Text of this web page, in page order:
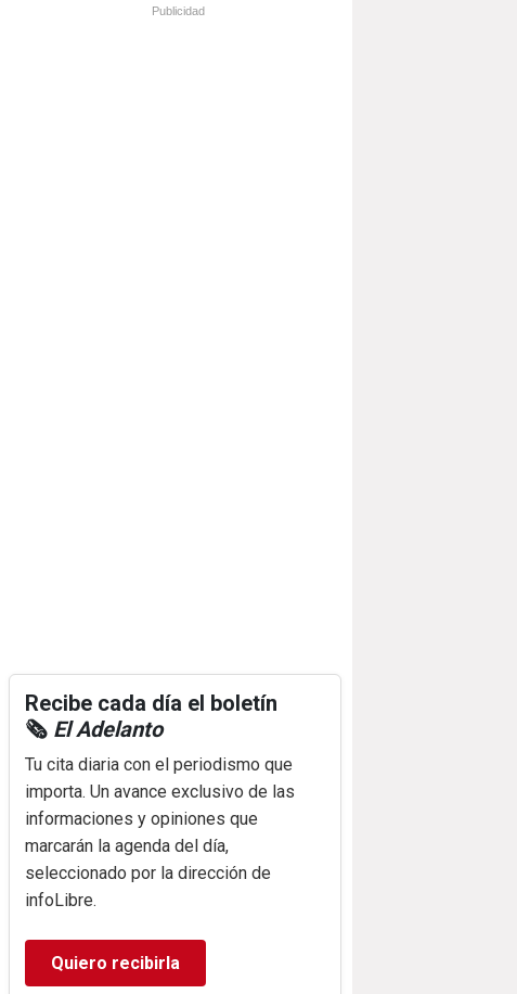
Publicidad
Recibe cada día el boletín
🗞️ El Adelanto
Tu cita diaria con el periodismo que
importa. Un avance exclusivo de las
informaciones y opiniones que
marcarán la agenda del día,
seleccionado por la dirección de
infoLibre.
Quiero recibirla